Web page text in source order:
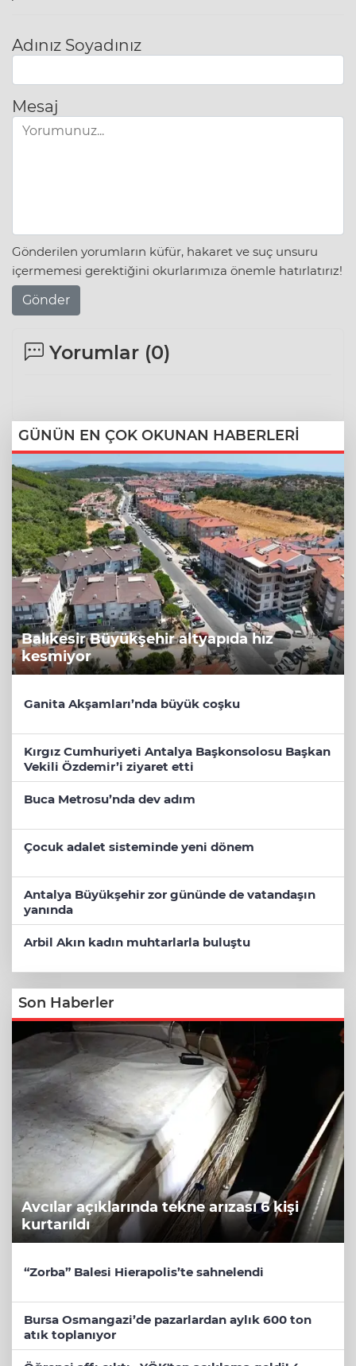
Adınız Soyadınız
Mesaj
Gönderilen yorumların küfür, hakaret ve suç unsuru
içermemesi gerektiğini okurlarımıza önemle hatırlatırız!
Gönder
Yorumlar (0)
GÜNÜN EN ÇOK OKUNAN HABERLERİ
Balıkesir Büyükşehir altyapıda hız
kesmiyor
Ganita Akşamları’nda büyük coşku
Kırgız Cumhuriyeti Antalya Başkonsolosu Başkan
Vekili Özdemir’i ziyaret etti
Buca Metrosu’nda dev adım
Çocuk adalet sisteminde yeni dönem
Antalya Büyükşehir zor gününde de vatandaşın
yanında
Arbil Akın kadın muhtarlarla buluştu
Son Haberler
Avcılar açıklarında tekne arızası 6 kişi
kurtarıldı
“Zorba” Balesi Hierapolis’te sahnelendi
Bursa Osmangazi’de pazarlardan aylık 600 ton
atık toplanıyor